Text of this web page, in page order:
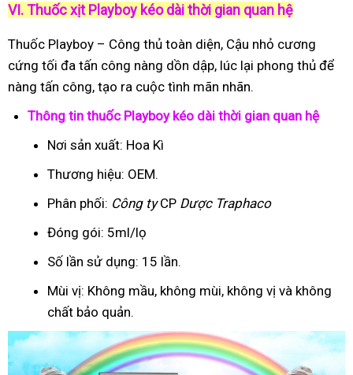
VI. Thuốc xịt Playboy kéo dài thời gian quan hệ
Thuốc Playboy – Công thủ toàn diện, Cậu nhỏ cương
cứng tối đa tấn công nàng dồn dập, lúc lại phong thủ để
nàng tấn công, tạo ra cuộc tình mãn nhãn.
Thông tin thuốc Playboy kéo dài thời gian quan hệ
Nơi sản xuất: Hoa Kì
Thương hiệu: OEM.
Phân phối: Công tyCP Dược Traphaco
Đóng gói: 5ml/lọ
Số lần sử dụng: 15 lần.
Mùi vị: Không mầu, không mùi, không vị và không
chất bảo quản.